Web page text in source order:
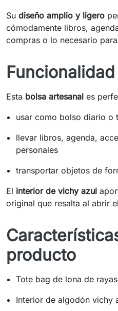
Su diseño amplio y ligero
cómodamente libros,
compras o lo necesario
Esta bolsa artesanal es
usar como bolso diario o
llevar libros, agenda,
personales
transportar objetos de
El interior de vichy azul
original que resalta al abrir
producto
Tote bag de lona de
Interior de algodón vichy